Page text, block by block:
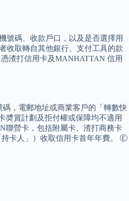
號碼、收款戶口，以及是否選擇用
收取轉自其他銀行、支付工具的款
渣打信用卡及MANHATTAN 信用
，電郵地址或商業客戶的「轉數快
奬賞計劃及拒付權或保障均不適用
聯營卡，包括附屬卡、渣打商務卡
持卡人」）收取信用卡首年年費。 Ⓔ